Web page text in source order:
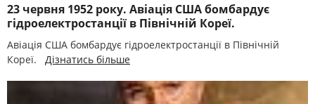
23 червня 1952 року. Авіація США бомбардує
гідроелектростанції в Північній Кореї.
Авіація США бомбардує гідроелектростанції в Північній
Кореї. Дізнатись більше